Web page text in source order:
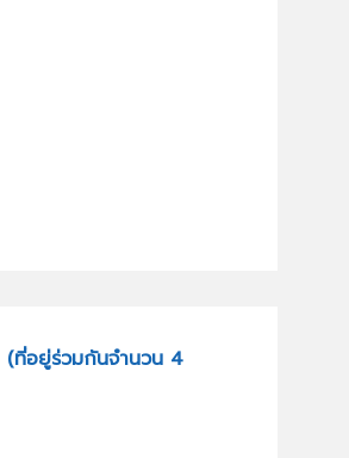
(ที่อยู่ร่วมกันจำนวน 4